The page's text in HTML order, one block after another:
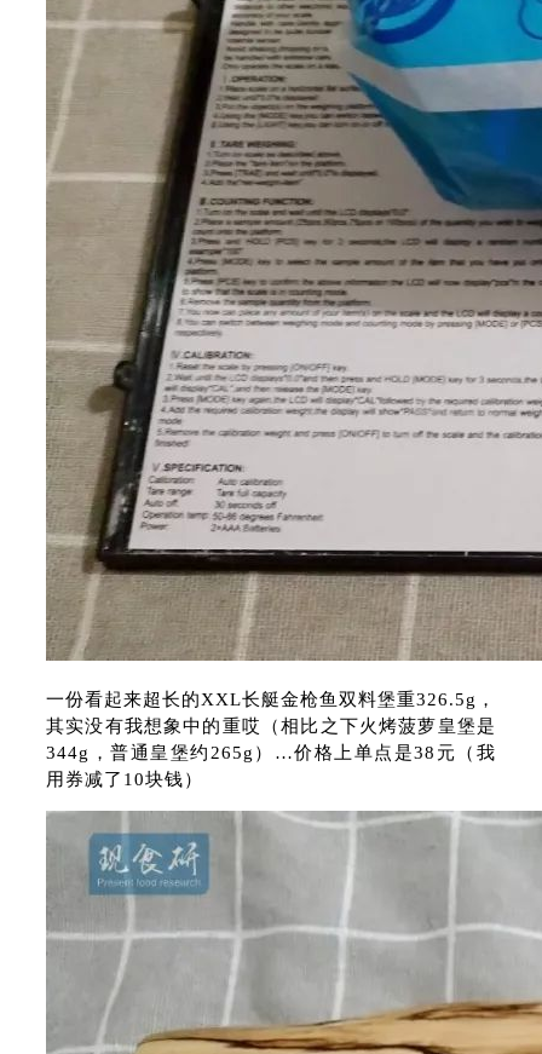
一份看起来超长的XXL长艇金枪鱼双料堡重326.5g，
其实没有我想象中的重哎（相比之下火烤菠萝皇堡是
344g，普通皇堡约265g）…价格上单点是38元（我
用券减了10块钱）